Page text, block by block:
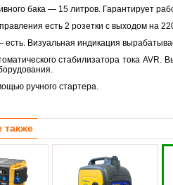
бака — 15 литров. Гарантирует
есть 2 розетки с выходом на
есть. Визуальная индикация
стабилизатора тока AVR.
ручного стартера.
также